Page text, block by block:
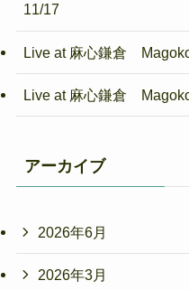
11/17
Live at 麻心鎌倉
Live at 麻心鎌倉
アーカイブ
2026年6月
2026年3月